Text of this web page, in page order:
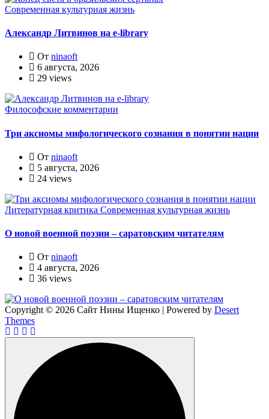
Современная культурная жизнь
Александр Литвинов на e-library
От ninaoft
6 августа, 2026
29 views
Философские комментарии
Три аксиомы мифологического сознания в понятии нации
От ninaoft
5 августа, 2026
24 views
Литературная критика Современная культурная жизнь
О новой военной поэзии – саратовским читателям
От ninaoft
4 августа, 2026
36 views
Copyright © 2026 Сайт Нины Ищенко | Powered by Desert
Themes